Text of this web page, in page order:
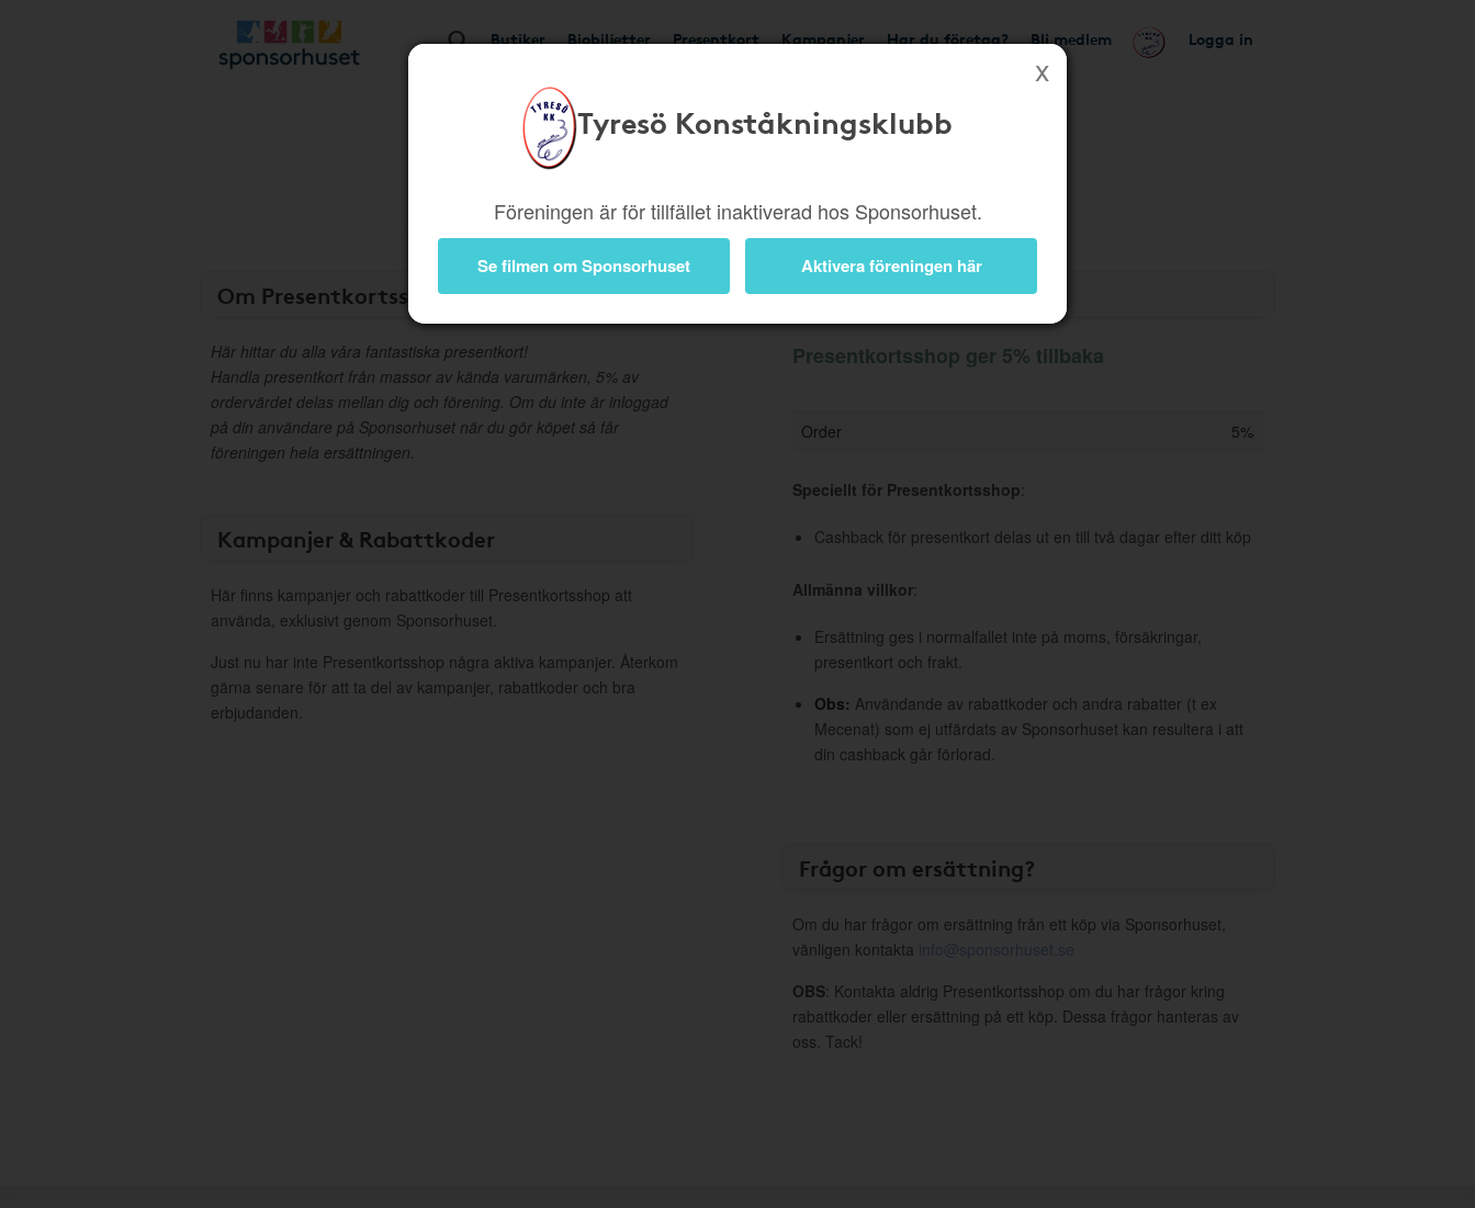
Butiker Biobiljetter Presentkort Kampanjer Har du företag? Bli medlem Logga in
Tyresö Konståkningsklubb
Föreningen är för tillfället inaktiverad hos Sponsorhuset.
Se filmen om Sponsorhuset Aktivera föreningen här
Om Presentkortsshop
Här hittar du alla våra fantastiska presentkort!
Handla presentkort från massor av kända varumärken, 5% av
ordervärdet delas mellan dig och förening. Om du inte är inloggad
på din användare på Sponsorhuset när du gör köpet så får
föreningen hela ersättningen.
Kampanjer & Rabattkoder
Här finns kampanjer och rabattkoder till Presentkortsshop att
använda, exklusivt genom Sponsorhuset.
Just nu har inte Presentkortsshop några aktiva kampanjer. Återkom
gärna senare för att ta del av kampanjer, rabattkoder och bra
erbjudanden.
Information
Presentkortsshop ger 5% tillbaka
Order 5%
Speciellt för Presentkortsshop:
Cashback för presentkort delas ut en till två dagar efter ditt köp
Allmänna villkor:
Ersättning ges i normalfallet inte på moms, försäkringar,
presentkort och frakt.
Obs: Användande av rabattkoder och andra rabatter (t ex
Mecenat) som ej utfärdats av Sponsorhuset kan resultera i att
din cashback går förlorad.
Frågor om ersättning?
Om du har frågor om ersättning från ett köp via Sponsorhuset,
vänligen kontakta info@sponsorhuset.se
OBS: Kontakta aldrig Presentkortsshop om du har frågor kring
rabattkoder eller ersättning på ett köp. Dessa frågor hanteras av
oss. Tack!